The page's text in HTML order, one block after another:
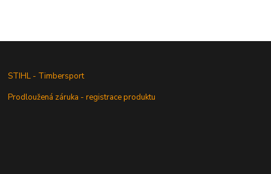
STIHL - Timbersport
Prodloužená záruka - registrace produktu